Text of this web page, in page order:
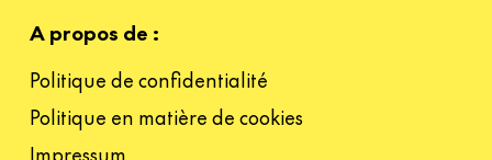
A propos de :
Politique de confidentialité
Politique en matière de cookies
Impressum